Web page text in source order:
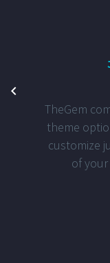
TheGem
theme
customize
of